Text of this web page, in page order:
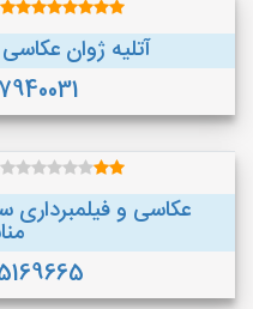
آتلیه ژوان
عکاسی و فیلمبرداری